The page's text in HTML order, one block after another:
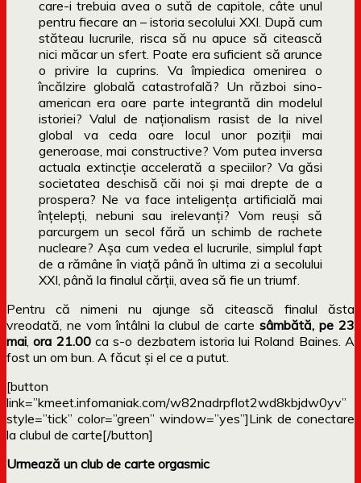
care-i trebuia avea o sută de capitole, câte unul
pentru fiecare an – istoria secolului XXI. După cum
stăteau lucrurile, risca să nu apuce să citească
nici măcar un sfert. Poate era suficient să arunce
o privire la cuprins. Va împiedica omenirea o
încălzire globală catastrofală? Un război sino-
american era oare parte integrantă din modelul
istoriei? Valul de naţionalism rasist de la nivel
global va ceda oare locul unor poziţii mai
generoase, mai constructive? Vom putea inversa
actuala extincţie accelerată a speciilor? Va găsi
societatea deschisă căi noi şi mai drepte de a
prospera? Ne va face inteligenţa artificială mai
înţelepţi, nebuni sau irelevanţi? Vom reuşi să
parcurgem un secol fără un schimb de rachete
nucleare? Aşa cum vedea el lucrurile, simplul fapt
de a rămâne în viaţă până în ultima zi a secolului
XXI, până la finalul cărţii, avea să fie un triumf.
Pentru că nimeni nu ajunge să citească finalul ăsta
vreodată, ne vom întâlni la clubul de carte sâmbătă, pe 23
mai ,ora 21.00ca s-o dezbatem istoria lui Roland Baines. A
fost un om bun. A făcut și el ce a putut.
[button
link=”kmeet.infomaniak.com/w82nadrpflot2wd8kbjdw0yv”
style=”tick” color=”green” window=”yes”]Link de conectare
la clubul de carte[/button]
Urmează un club de carte orgasmic